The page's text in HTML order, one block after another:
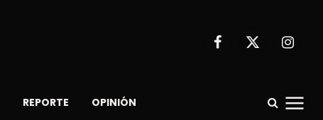
Facebook
X
REPORTE OPINIÓN